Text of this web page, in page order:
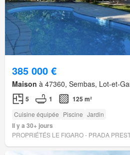
385 000 €
Maison à 47360, Sembas, Lot-et-
5 1 125 m²
Cuisine équipée Piscine Jardin
Il y a 30+ jours
PROPRIÉTÉS LE FIGARO - PRADA